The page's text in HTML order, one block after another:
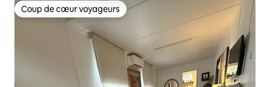
Coup de cœur voyageurs
Coup de cœur voyageurs